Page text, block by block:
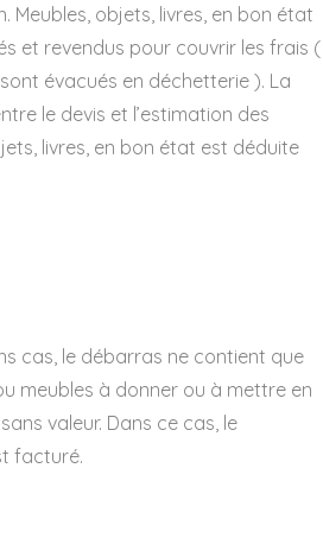
Meubles, objets, livres, en bon état
et revendus pour couvrir les frais (
évacués en déchetterie ). La
le devis et l’estimation des
livres, en bon état est déduite
cas, le débarras ne contient que
meubles à donner ou à mettre en
valeur. Dans ce cas, le
facturé.